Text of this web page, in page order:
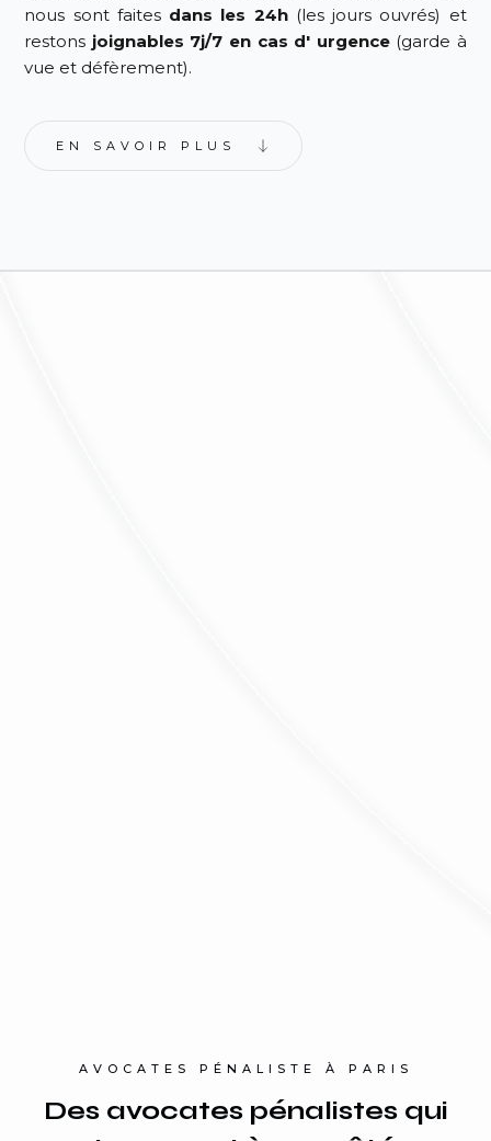
nous sont faitesdans les 24h (les jours ouvrés) et
restons joignables 7j/7 en cas d' urgence (garde à
vue et défèrement).
EN SAVOIR PLUS
AVOCATES PÉNALISTE À PARIS
Des avocates pénalistes qui